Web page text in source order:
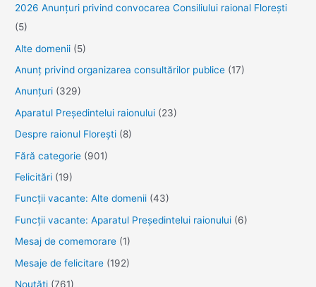
Florești
2026 Anunțuri privind convocarea Consiliului raional Florești
(5)
Alte domenii (5)
Anunţ privind organizarea consultărilor publice (17)
Anunţuri (329)
Aparatul Preşedintelui raionului (23)
Despre raionul Floreşti (8)
Fără categorie (901)
Felicitări (19)
Funcţii vacante: Alte domenii (43)
Funcții vacante: Aparatul Președintelui raionului (6)
Mesaj de comemorare (1)
Mesaje de felicitare (192)
Noutăţi (761)